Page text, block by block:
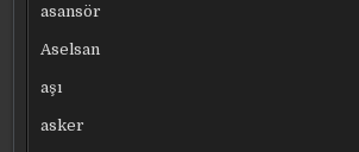
asansör
Aselsan
aşı
asker